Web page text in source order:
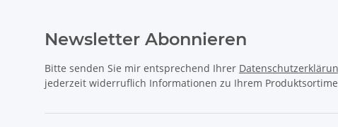
Newsletter Abonnieren
Bitte senden Sie mir entsprechend Ihrer
jederzeit widerruflich Informationen zu Ihrem